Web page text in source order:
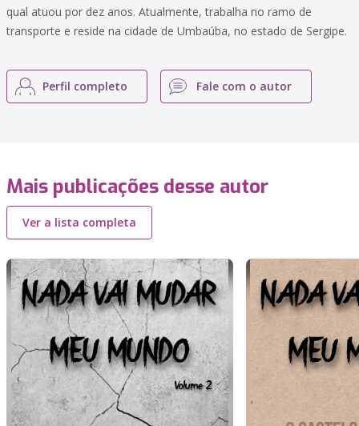
qual atuou por dez anos. Atualmente, trabalha no ramo de
transporte e reside na cidade de Umbaúba, no estado de Sergipe.
Perfil completo Fale com o autor
Mais publicações desse autor
Ver a lista completa